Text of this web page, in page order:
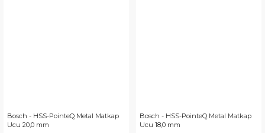
Bosch - HSS-PointeQ Metal Matkap
Ucu 20,0 mm
Bosch - HSS-PointeQ Metal Matkap
Ucu 18,0 mm